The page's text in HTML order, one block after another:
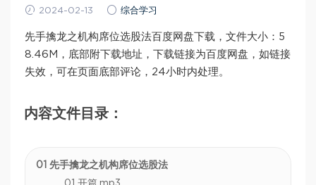
2024-02-13 综合学习
先手擒龙之机构席位选股法百度网盘下载，文件大小：5
8.46M，底部附下载地址，下载链接为百度网盘，如链接
失效，可在页面底部评论，24小时内处理。
内容文件目录：
01 先手擒龙之机构席位选股法